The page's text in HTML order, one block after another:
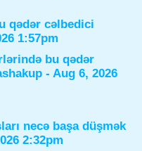
qədər cəlbedici
1:57pm
bu qədər
- Aug 6, 2026
necə başa düşmək
2:32pm